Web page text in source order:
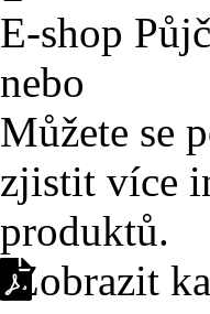
E-shop
nebo
Můžete se
zjistit více
produktů.
Zobrazit